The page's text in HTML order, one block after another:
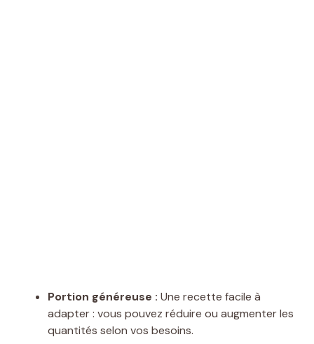
Portion généreuse : Une recette facile à
adapter : vous pouvez réduire ou augmenter les
quantités selon vos besoins.